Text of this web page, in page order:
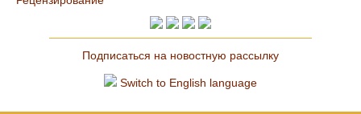
Подписаться на новостную рассылку
Switch to English language